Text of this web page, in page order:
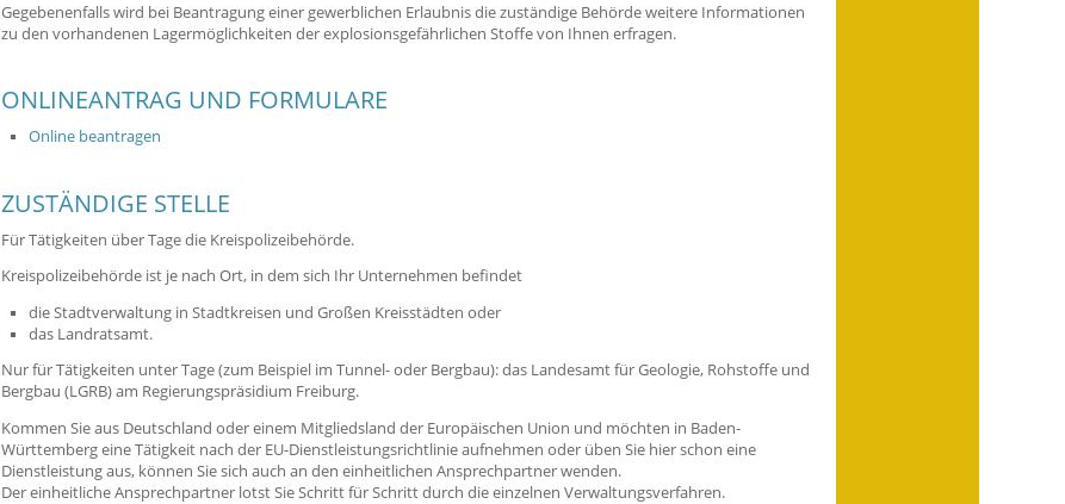
Gegebenenfalls wird bei Beantragung einer gewerblichen Erlaubnis die zuständige Behörde weitere Informationen
zu den vorhandenen Lagermöglichkeiten der explosionsgefährlichen Stoffe von Ihnen erfragen.
ONLINEANTRAG UND FORMULARE
Online beantragen
ZUSTÄNDIGE STELLE
Für Tätigkeiten über Tage die Kreispolizeibehörde.
Kreispolizeibehörde ist je nach Ort, in dem sich Ihr Unternehmen befindet
die Stadtverwaltungin Stadtkreisen und Großen Kreisstädten oder
das Landratsamt.
Nur für Tätigkeiten unter Tage (zum Beispiel im Tunnel- oder Bergbau): das Landesamt für Geologie, Rohstoffe und
Bergbau (LGRB) am Regierungspräsidium Freiburg.
Kommen Sie aus Deutschland oder einem Mitgliedsland der Europäischen Union und möchten in Baden-
Württemberg eine Tätigkeit nach der EU-Dienstleistungsrichtlinie aufnehmen oder üben Sie hier schon eine
Dienstleistung aus, können Sie sich auch an den einheitlichen Ansprechpartner wenden.
Der einheitliche Ansprechpartner lotst Sie Schritt für Schritt durch die einzelnen Verwaltungsverfahren.